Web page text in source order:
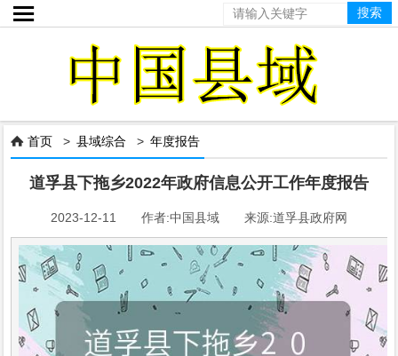

 首页 >县域综合 >年度报告
道孚县下拖乡2022年政府信息公开工作年度报告
2023-12-11 作者:中国县域 来源:道孚县政府网